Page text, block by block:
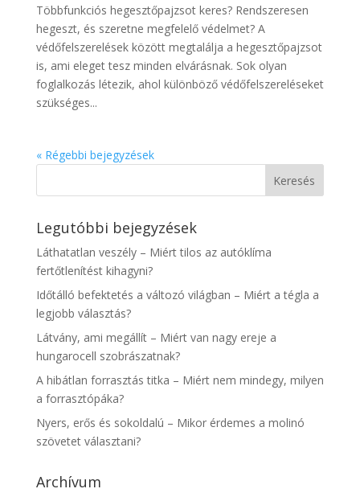
Többfunkciós hegesztőpajzsot keres? Rendszeresen
hegeszt, és szeretne megfelelő védelmet? A
védőfelszerelések között megtalálja a hegesztőpajzsot
is, ami eleget tesz minden elvárásnak. Sok olyan
foglalkozás létezik, ahol különböző védőfelszereléseket
szükséges...
« Régebbi bejegyzések
Legutóbbi bejegyzések
Láthatatlan veszély – Miért tilos az autóklíma
fertőtlenítést kihagyni?
Időtálló befektetés a változó világban – Miért a tégla a
legjobb választás?
Látvány, ami megállít – Miért van nagy ereje a
hungarocell szobrászatnak?
A hibátlan forrasztás titka – Miért nem mindegy, milyen
a forrasztópáka?
Nyers, erős és sokoldalú – Mikor érdemes a molinó
szövetet választani?
Archívum